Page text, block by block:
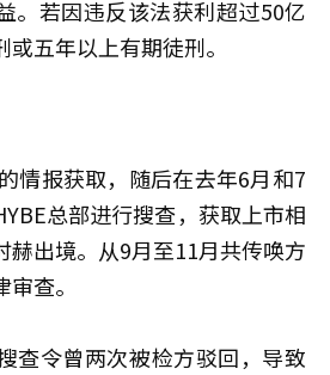
。若因违反该法获利超过50亿
五年以上有期徒刑。
情报获取，随后在去年6月和7
总部进行搜查，获取上市相
赫出境。从9月至11月共传唤方
查。
查令曾两次被检方驳回，导致